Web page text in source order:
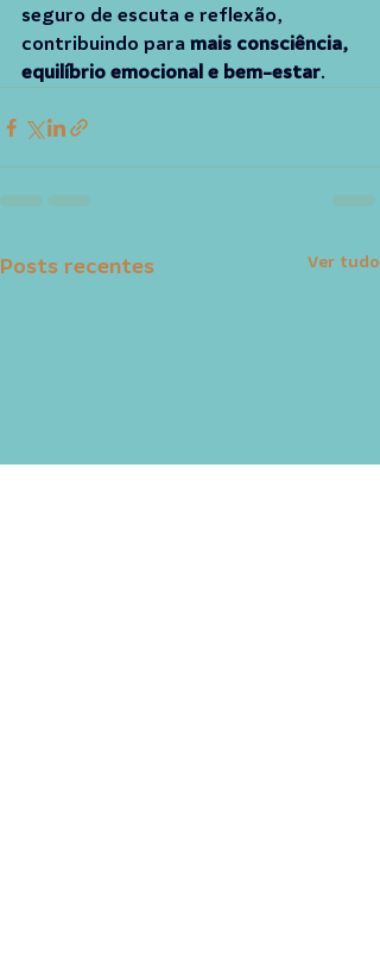
seguro de escuta e reflexão,
contribuindo para mais consciência,
equilíbrio emocional e bem-estar.
Posts recentes Ver tudo